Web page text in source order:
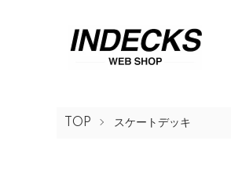
TOP スケートデッキ